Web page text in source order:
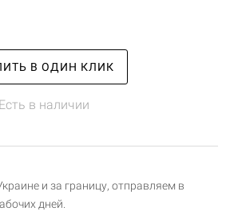
В ОДИН КЛИК
Есть в наличии
и за границу, отправляем в
дней.